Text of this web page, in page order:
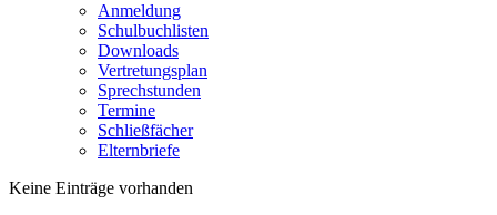
Anmeldung
Schulbuchlisten
Downloads
Vertretungsplan
Sprechstunden
Termine
Schließfächer
Elternbriefe
Keine Einträge vorhanden